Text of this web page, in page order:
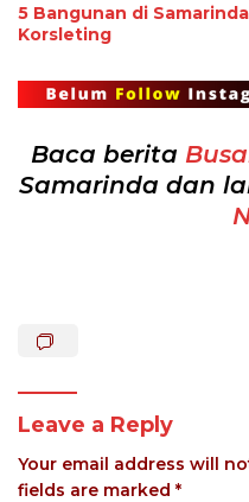
5 Bangunan di
Korsleting
Baca berita
Samarinda dan
Leave a Reply
Your email address will
fields are marked *